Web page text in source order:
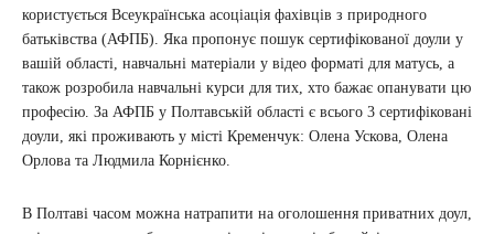
користується Всеукраїнська асоціація фахівців з природного
батьківства (АФПБ). Яка пропонує пошук сертифікованої доули у
вашій області, навчальні матеріали у відео форматі для матусь, а
також розробила навчальні курси для тих, хто бажає опанувати цю
професію. За АФПБ у Полтавській області є всього 3 сертифіковані
доули, які проживають у місті Кременчук: Олена Ускова, Олена
Орлова та Людмила Корнієнко.
В Полтаві часом можна натрапити на оголошення приватних доул,